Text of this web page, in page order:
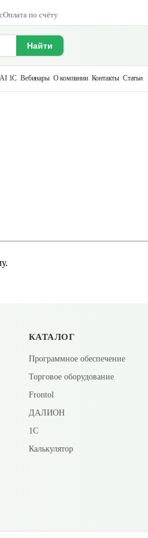
Оплата по счёту
Найти
AI 1С Вебинары О компании Контакты Статьи
КАТАЛОГ
Программное обеспечение
Торговое оборудование
Frontol
ДАЛИОН
1С
Калькулятор